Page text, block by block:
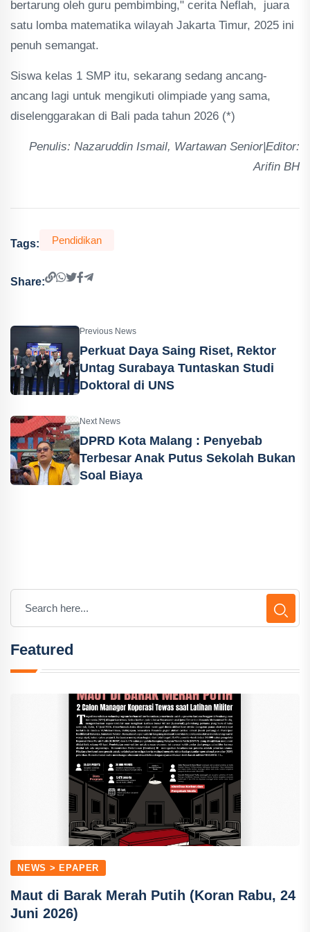
bertarung oleh guru pembimbing," cerita Neflah, juara
satu lomba matematika wilayah Jakarta Timur, 2025 ini
penuh semangat.
Siswa kelas 1 SMP itu, sekarang sedang ancang-
ancang lagi untuk mengikuti olimpiade yang sama,
diselenggarakan di Bali pada tahun 2026 (*)
Penulis: Nazaruddin Ismail, Wartawan Senior|Editor:
Arifin BH
Tags: Pendidikan
Share:
Previous News
Perkuat Daya Saing Riset, Rektor
Untag Surabaya Tuntaskan Studi
Doktoral di UNS
Next News
DPRD Kota Malang : Penyebab
Terbesar Anak Putus Sekolah Bukan
Soal Biaya
Featured
NEWS > EPAPER
Maut di Barak Merah Putih (Koran Rabu, 24
Juni 2026)